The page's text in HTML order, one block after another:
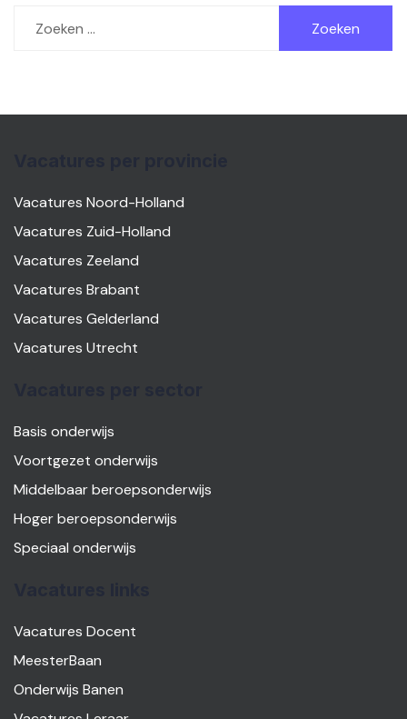
naar:
Vacatures Noord-Holland
Vacatures Zuid-Holland
Vacatures Zeeland
Vacatures Brabant
Vacatures Gelderland
Vacatures Utrecht
Basis onderwijs
Voortgezet onderwijs
Middelbaar beroepsonderwijs
Hoger beroepsonderwijs
Speciaal onderwijs
Vacatures Docent
MeesterBaan
Onderwijs Banen